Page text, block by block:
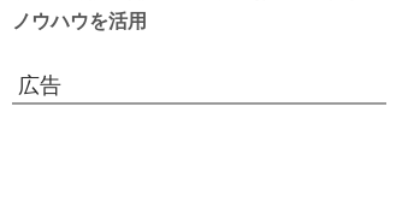
ノウハウを活用
広告